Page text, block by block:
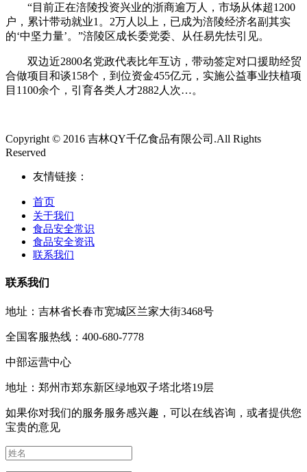
“目前正在涪陵投资兴业的浙商逾万人，市场从体超1200
户，累计带动就业1。2万人以上，已成为涪陵经济名副其实
的‘中坚力量’。”涪陵区成长委党委、从任易先怯引见。
双边近2800名党政代表比年互访，带动签定对口援助经贸
合做项目和谈158个，到位资金455亿元，实施公益事业扶植项
目1100余个，引育各类人才2882人次…。
Copyright © 2016 吉林QY千亿食品有限公司.All Rights
Reserved
友情链接：
首页
关于我们
食品安全常识
食品安全资讯
联系我们
联系我们
地址：吉林省长春市宽城区兰家大街3468号
全国客服热线：400-680-7778
中部运营中心
地址：郑州市郑东新区绿地双子塔北塔19层
如果你对我们的服务服务感兴趣，可以在线咨询，或者提供您
宝贵的意见